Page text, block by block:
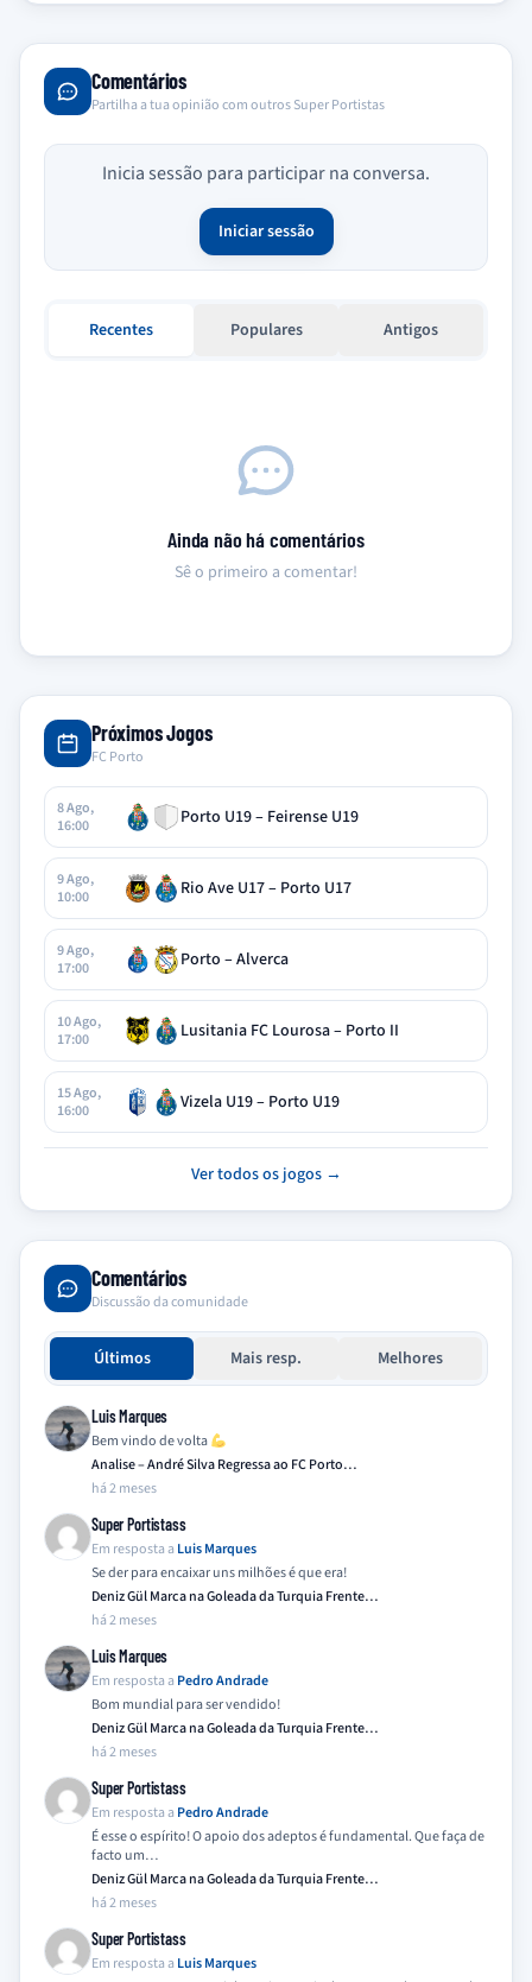
Comentários
Partilha a tua opinião com outros Super Portistas
Inicia sessão para participar na conversa.
Iniciar sessão
Recentes Populares Antigos
Ainda não há comentários
Sê o primeiro a comentar!
Próximos Jogos
FC Porto
8 Ago,
16:00
Porto U19 – Feirense U19
9 Ago,
10:00
Rio Ave U17 – Porto U17
9 Ago,
17:00
Porto – Alverca
10 Ago,
17:00
Lusitania FC Lourosa – Porto II
15 Ago,
16:00
Vizela U19 – Porto U19
Ver todos os jogos →
Comentários
Discussão da comunidade
Últimos Mais resp. Melhores
Luis Marques
Bem vindo de volta
Analise – André Silva Regressa ao FC Porto…
há 2 meses
Super Portistass
Em resposta a Luis Marques
Se der para encaixar uns milhões é que era!
Deniz Gül Marca na Goleada da Turquia Frente…
há 2 meses
Luis Marques
Em resposta a Pedro Andrade
Bom mundial para ser vendido!
Deniz Gül Marca na Goleada da Turquia Frente…
há 2 meses
Super Portistass
Em resposta a Pedro Andrade
É esse o espírito! O apoio dos adeptos é fundamental. Que faça de
facto um…
Deniz Gül Marca na Goleada da Turquia Frente…
há 2 meses
Super Portistass
Em resposta a Luis Marques